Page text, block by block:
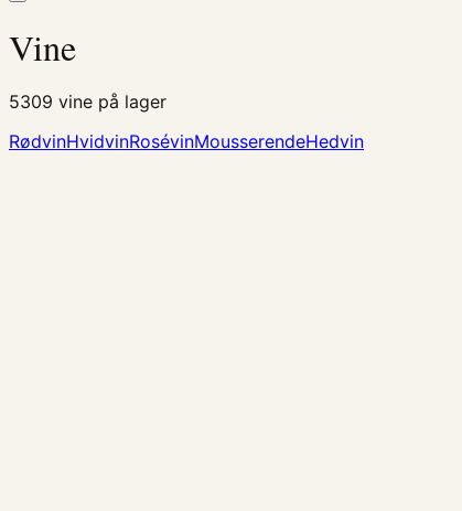
Vine
5309 vine på lager
RødvinHvidvinRosévinMousserendeHedvin